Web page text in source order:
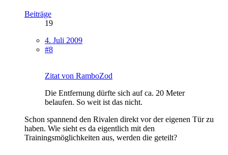
Beiträge
19
4. Juli 2009
#8
Zitat von RamboZod
Die Entfernung dürfte sich auf ca. 20 Meter
belaufen. So weit ist das nicht.
Schon spannend den Rivalen direkt vor der eigenen Tür zu
haben. Wie sieht es da eigentlich mit den
Trainingsmöglichkeiten aus, werden die geteilt?